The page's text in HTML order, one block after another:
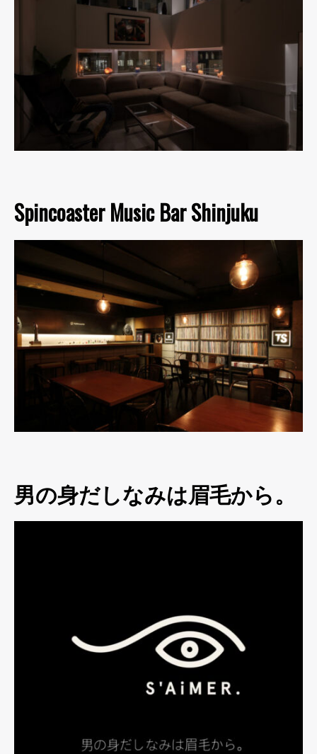
Spincoaster Music Bar Shinjuku
男の身だしなみは眉毛から。